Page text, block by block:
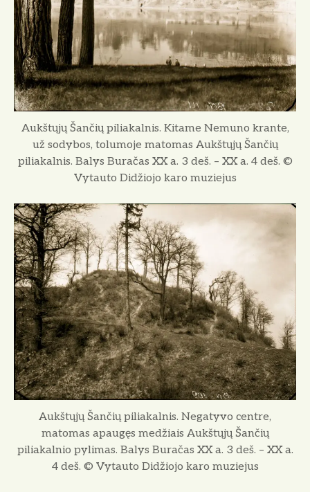
Aukštųjų Šančių piliakalnis. Kitame Nemuno krante,
už sodybos, tolumoje matomas Aukštųjų Šančių
piliakalnis. Balys Buračas XX a. 3 deš. – XX a. 4 deš. ©
Vytauto Didžiojo karo muziejus
Aukštųjų Šančių piliakalnis. Negatyvo centre,
matomas apaugęs medžiais Aukštųjų Šančių
piliakalnio pylimas. Balys Buračas XX a. 3 deš. – XX a.
4 deš. © Vytauto Didžiojo karo muziejus